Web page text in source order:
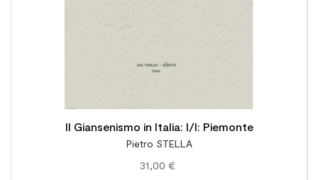
Il Giansenismo in Italia: I/I: Piemonte
Pietro STELLA
31,00 €